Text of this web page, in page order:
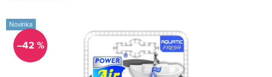
Novinka
–42 %